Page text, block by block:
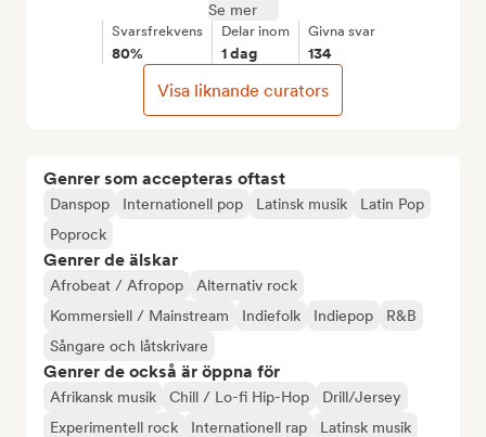
Genrer som accepteras oftast
Danspop Internationell pop Latinsk musik
Latin Pop
Poprock
Genrer de älskar
Afrobeat / Afropop
Alternativ rock
Kommersiell / Mainstream
Indiefolk Indiepop
R&B
Sångare och låtskrivare
Genrer de också är öppna för
Afrikansk musik Chill / Lo-fi Hip-Hop
Drill/Jersey
Experimentell rock
Internationell rap
Latinsk musik
Se mer
Svarsfrekvens
80%
Delar inom
1 dag
Givna svar
134
Visa liknande curators